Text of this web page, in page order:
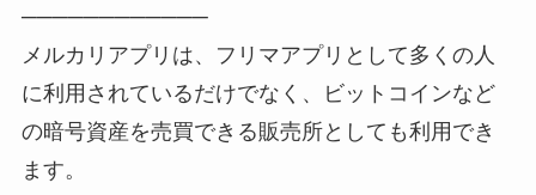
────────────
メルカリアプリは、フリマアプリとして多くの人
に利用されているだけでなく、ビットコインなど
の暗号資産を売買できる販売所としても利用でき
ます。